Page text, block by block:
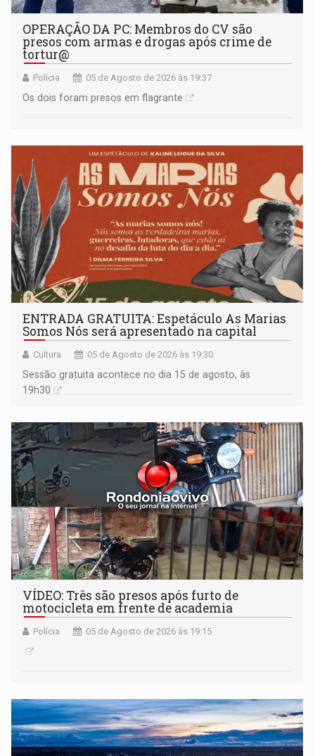
OPERAÇÃO DA PC: Membros do CV são
presos com armas e drogas após crime de
tortur@
Polícia 05 de Agosto de 2026 às 19:37
Os dois foram presos em flagrante
ENTRADA GRATUITA: Espetáculo As Marias
Somos Nós será apresentado na capital
Cultura 05 de Agosto de 2026 às 19:30
Sessão gratuita acontece no dia 15 de agosto, às
19h30
VÍDEO: Três são presos após furto de
motocicleta em frente de academia
Polícia 05 de Agosto de 2026 às 19:15